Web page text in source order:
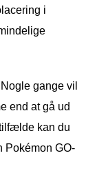
i
gange vil
end at gå ud
kan du
Pokémon GO-